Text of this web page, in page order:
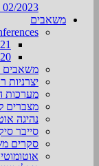
02/2023 390+מע״מ
משאבים
משאבים
יצרניות
מערכות
מצברים
נהיגה
סייבר
סקרים